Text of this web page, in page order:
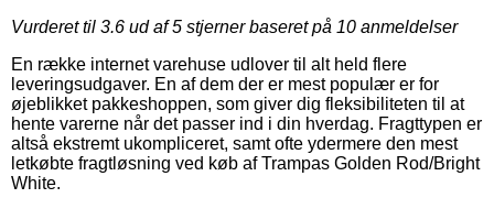
Vurderet til 3.6 ud af 5 stjerner baseret på 10 anmeldelser
En række internet varehuse udlover til alt held flere
leveringsudgaver. En af dem der er mest populær er for
øjeblikket pakkeshoppen, som giver dig fleksibiliteten til at
hente varerne når det passer ind i din hverdag. Fragttypen er
altså ekstremt ukompliceret, samt ofte ydermere den mest
letkøbte fragtløsning ved køb af Trampas Golden Rod/Bright
White.